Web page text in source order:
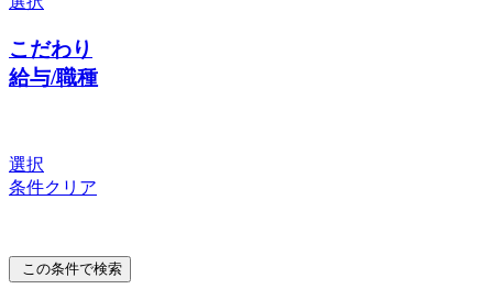
こだわり
給与/職種
選択
条件クリア
この条件で検索